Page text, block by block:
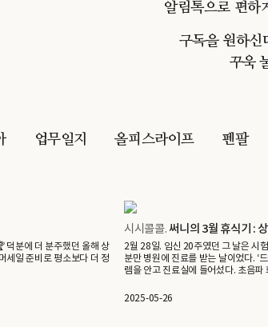
알림톡으로 편하
구독을 원하신
꾸욱
업무일지 올피스라이프 펜팔
덕분에 더 분주했던 올해 상
세일 준비로 평소보다 더 정
시시콜콜. 써니의 3월 휴식기 :
2월 28일. 임신 20주였던 그 날은 시
분만 병원에 진료를 받는 날이었다. ‘
렘을 안고 진료실에 들어섰다. 초음파
2025-05-26